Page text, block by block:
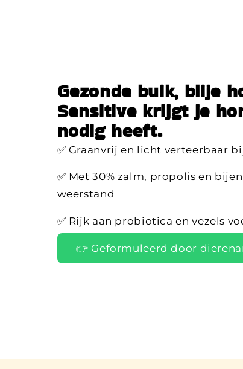
Gezonde buik, blije
Sensitive krijgt je
nodig heeft.
✅ Graanvrij en licht verteerbaar
✅ Met 30% zalm, propolis en
weerstand
✅ Rijk aan probiotica en vezels
👉 Geformuleerd door